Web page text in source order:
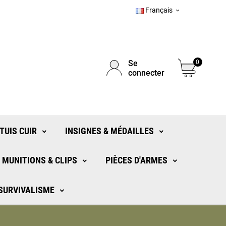
Français 
Se
connecter
0
CUIR INSIGNES & MÉDAILLES
MUNITIONS & CLIPS PIÈCES D'ARMES